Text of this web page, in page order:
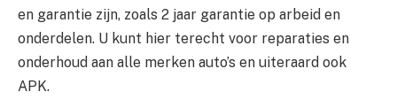
en garantie zijn, zoals 2 jaar garantie op arbeid en
onderdelen. U kunt hier terecht voor reparaties en
onderhoud aan alle merken auto’s en uiteraard ook
APK.